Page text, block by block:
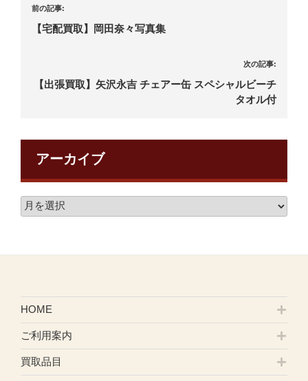
前の記事:
【宅配買取】岡田奈々写真集
次の記事:
【出張買取】矢沢永吉 チェアー缶 スペシャルビーチ
タオル付
アーカイブ
HOME
ご利用案内
買取品目